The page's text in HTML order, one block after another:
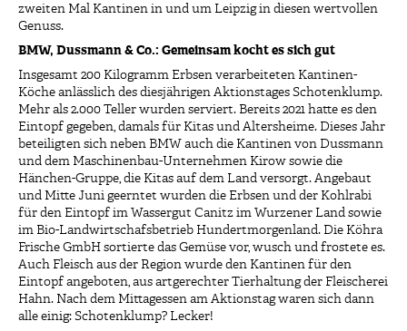
zweiten Mal Kantinen in und um Leipzig in diesen wertvollen
Genuss.
BMW, Dussmann & Co.: Gemeinsam kocht es sich gut
Insgesamt 200 Kilogramm Erbsen verarbeiteten Kantinen-
Köche anlässlich des diesjährigen Aktionstages Schotenklump.
Mehr als 2.000 Teller wurden serviert. Bereits 2021 hatte es den
Eintopf gegeben, damals für Kitas und Altersheime. Dieses Jahr
beteiligten sich neben BMW auch die Kantinen von Dussmann
und dem Maschinenbau-Unternehmen Kirow sowie die
Hänchen-Gruppe, die Kitas auf dem Land versorgt. Angebaut
und Mitte Juni geerntet wurden die Erbsen und der Kohlrabi
für den Eintopf im Wassergut Canitz im Wurzener Land sowie
im Bio-Landwirtschafsbetrieb Hundertmorgenland. Die Köhra
Frische GmbH sortierte das Gemüse vor, wusch und frostete es.
Auch Fleisch aus der Region wurde den Kantinen für den
Eintopf angeboten, aus artgerechter Tierhaltung der Fleischerei
Hahn. Nach dem Mittagessen am Aktionstag waren sich dann
alle einig: Schotenklump? Lecker!